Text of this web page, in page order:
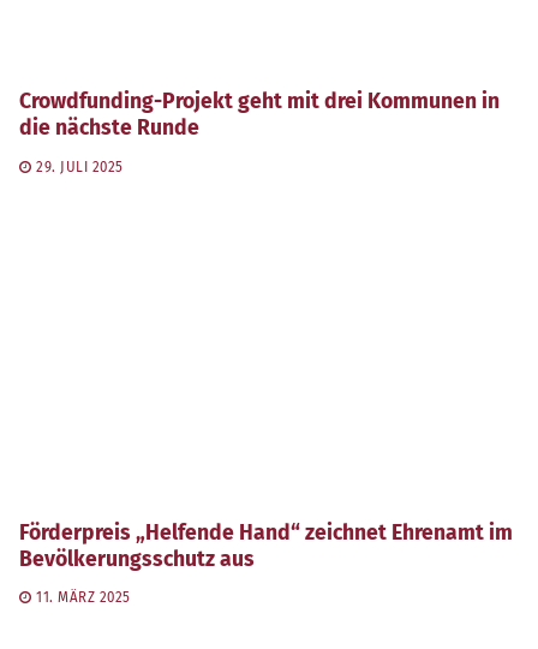
Crowdfunding-Projekt geht mit drei Kommunen in
die nächste Runde
29. JULI 2025
Förderpreis „Helfende Hand“ zeichnet Ehrenamt im
Bevölkerungsschutz aus
11. MÄRZ 2025